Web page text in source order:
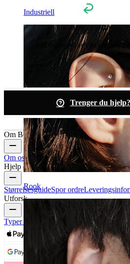
Industriell
Rook
100 dagers returett
100 dagers returett på uåpnede
Trenger du hjelp?
Om Bodymod
Om ossBloggBetingelser og vilkår
Hjelp og info
StørrelsesguideSpor ordre
Utforsk
Typer Piercingsmykker